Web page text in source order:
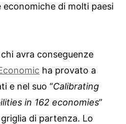
economiche di molti paesi
avra conseguenze
ha provato a
e nel suo “Calibrating
in 162 economies”
di partenza. Lo